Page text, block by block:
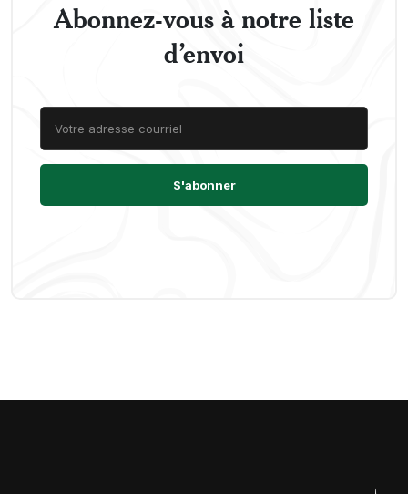
Abonnez-vous à notre liste
d’envoi